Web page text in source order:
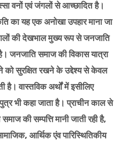
वनों एवं जंगलों से आच्छादित है।
का यह एक अनोखा उपहार माना जा
की देखभाल मुख्य रूप से जनजाति
है। जनजाति समाज की विकास यात्रा
को सुरक्षित रखने के उद्देश्य से केवल
है। वास्तविक अर्थों में इसीलिए
भी कहा जाता है। प्राचीन काल से
की सम्पत्ति मानी जाती रही है,
आर्थिक एंव पारिस्थितिकीय